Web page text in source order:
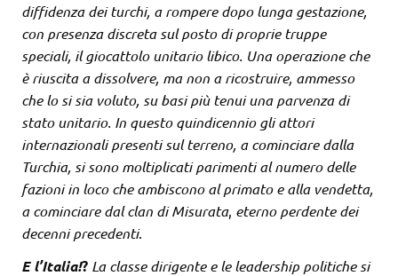
diffidenza dei turchi, a rompere dopo lunga gestazione,
con presenza discreta sul posto di proprie truppe
speciali, il giocattolo unitario libico. Una operazione che
è riuscita a dissolvere, ma non a ricostruire, ammesso
che lo si sia voluto, su basi più tenui una parvenza di
stato unitario. In questo quindicennio gli attori
internazionali presenti sul terreno, a cominciare dalla
Turchia, si sono moltiplicati parimenti al numero delle
fazioni in loco che ambiscono al primato e alla vendetta,
a cominciare dal clan di Misurata, eterno perdente dei
decenni precedenti.
E l’Italia!? La classe dirigente e le leadership politiche si